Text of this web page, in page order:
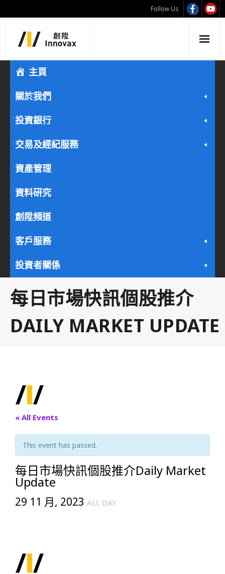
Follow Us
主頁
關於我們
投資銀行
交易及經紀服務
資產管理
資料研究
創陞頻道
客戶服務
投資者關係
每日市場快訊個股推介
DAILY MARKET UPDATE
« All Events
This event has passed.
每日市場快訊個股推介Daily Market
Update
29 11 月, 2023 ALL DAY